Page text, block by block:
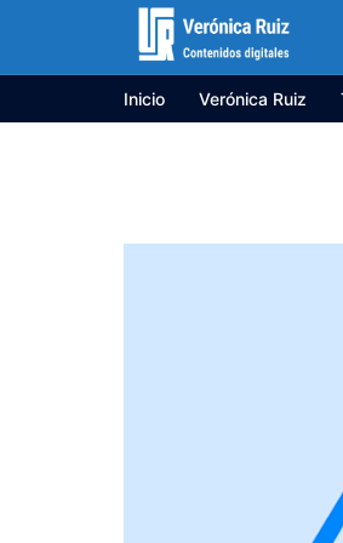
contenido
Inicio Verónica Ruiz